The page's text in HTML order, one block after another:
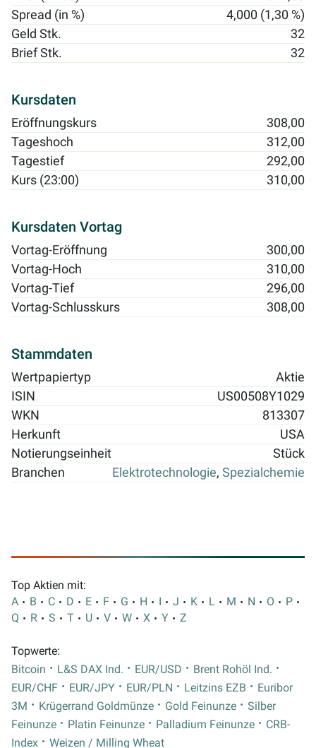
Spread (in %)
4,000 (1,30 %)
Geld Stk.
32
Brief Stk.
32
Kursdaten
Eröffnungskurs
308,00
Tageshoch
312,00
Tagestief
292,00
Kurs (23:00)
310,00
Kursdaten Vortag
Vortag-Eröffnung
300,00
Vortag-Hoch
310,00
Vortag-Tief
296,00
Vortag-Schlusskurs
308,00
Stammdaten
Wertpapiertyp
Aktie
ISIN
US00508Y1029
WKN
813307
Herkunft
USA
Notierungseinheit
Stück
Branchen
Elektrotechnologie, Spezialchemie
Top Aktien mit:
A
B C D E F G H I J K L M N O
P
Q
R S T U V W X Y Z
Topwerte:
Bitcoin
L&S DAX Ind. EUR/USD
Brent Rohöl Ind.
EUR/CHF
EUR/JPY EUR/PLN Leitzins EZB
Euribor
3M
Krügerrand Goldmünze Gold Feinunze
Silber
Feinunze
Platin Feinunze Palladium Feinunze
CRB-
Index
Weizen / Milling Wheat